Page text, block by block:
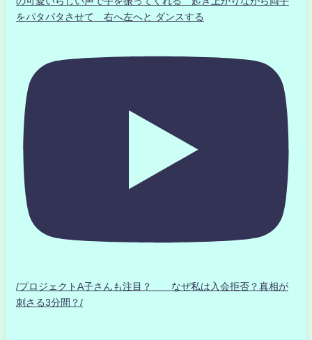
をパタパタさせて 右へ左へと ダンスする
/プロジェクトA子さんも注目？ なぜ私は入会拒否？真相が
刺さる3分間？/